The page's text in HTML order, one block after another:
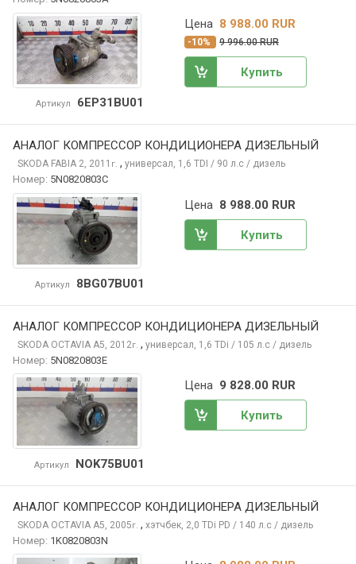
Артикул 6EP31BU01
Цена 8 988.00 RUR
-10% 9 996.00 RUR
Купить
АНАЛОГ КОМПРЕССОР КОНДИЦИОНЕРА ДИЗЕЛЬНЫЙ
SKODA FABIA 2, 2011 г. , универсал, 1,6 TDI / 90 л.с / дизель
Номер: 5N0820803C
Артикул 8BG07BU01
Цена 8 988.00 RUR
Купить
АНАЛОГ КОМПРЕССОР КОНДИЦИОНЕРА ДИЗЕЛЬНЫЙ
SKODA OCTAVIA A5, 2012г. , универсал, 1,6 TDi / 105 л.с / дизель
Номер: 5N0820803E
Артикул NOK75BU01
Цена 9 828.00 RUR
Купить
АНАЛОГ КОМПРЕССОР КОНДИЦИОНЕРА ДИЗЕЛЬНЫЙ
SKODA OCTAVIA A5, 2005г. , хэтчбек, 2,0 TDi PD / 140 л.с / дизель
Номер: 1K0820803N